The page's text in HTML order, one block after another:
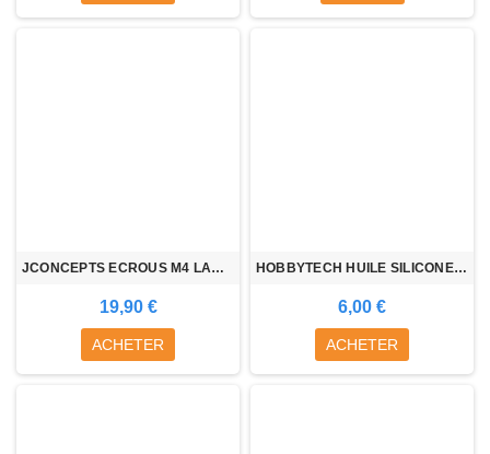
JCONCEPTS ECROUS M4 LARGE (4pcs)
19,90 €
ACHETER
HOBBYTECH HUILE SILICONE (80ml)
6,00 €
ACHETER